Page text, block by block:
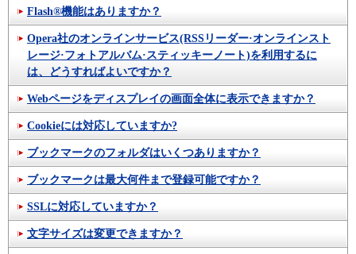
Flash®機能はありますか？
Opera社のオンラインサービス(RSSリーダー·オンラインスト
レージ·フォトアルバム·スティッキーノート)を利用するに
は、どうすればよいですか？
Webページをディスプレイの画面全体に表示できますか？
Cookieには対応していますか?
ブックマークのフォルダはいくつありますか？
ブックマークは最大何件まで登録可能ですか？
SSLに対応していますか？
文字サイズは変更できますか？